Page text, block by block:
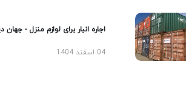
اجاره انبار برای لوازم منزل - جهان دپو
04 اسفند 1404